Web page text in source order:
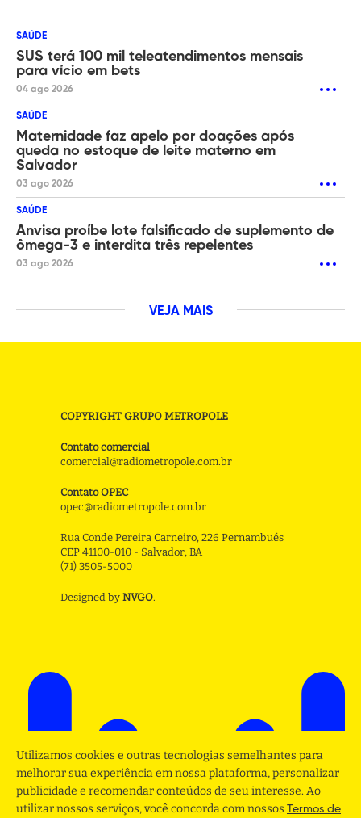
SAÚDE
SUS terá 100 mil teleatendimentos mensais
para vício em bets
04 ago 2026
SAÚDE
Maternidade faz apelo por doações após
queda no estoque de leite materno em
Salvador
03 ago 2026
SAÚDE
Anvisa proíbe lote falsificado de suplemento de
ômega-3 e interdita três repelentes
03 ago 2026
VEJA MAIS
COPYRIGHT GRUPO METROPOLE
Contato comercial
comercial@radiometropole.com.br
Contato OPEC
opec@radiometropole.com.br
Rua Conde Pereira Carneiro, 226 Pernambués
CEP 41100-010 - Salvador, BA
(71) 3505-5000
Designed by NVGO.
Utilizamos cookies e outras tecnologias semelhantes para
melhorar sua experiência em nossa plataforma, personalizar
publicidade e recomendar conteúdos de seu interesse. Ao
utilizar nossos serviços, você concorda com nossos Termos de